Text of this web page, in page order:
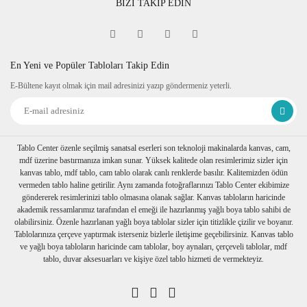
Sipariş verdiğiniz kanvas tablo baskıya girmeden önce
itibaren resmin devamı verilir.
ettiğinden daha dekoratif durur. Askı aparatı monte edilmiş bir
takılarak baloncuklu ambalaja sarılıp, kartonlanır. Nakliye
sırasında hasar görmesi engellenir.
Birden fazla tablo alımı yapılırsa her biri ayrı ayrı
paketlenerek müşterilerimize ulaştırılır.
BİZİ TAKİP EDİN
En Yeni ve Popüler Tabloları Takip Edin
E-Bültene kayıt olmak için mail adresinizi yazıp göndermeniz yeterli.
Tablo Center özenle seçilmiş sanatsal eserleri son teknoloji makinalarda kanvas, cam,
mdf üzerine bastırmanıza imkan sunar. Yüksek kalitede olan resimlerimiz sizler için
kanvas tablo, mdf tablo, cam tablo olarak canlı renklerde basılır. Kalitemizden ödün
vermeden tablo haline getirilir. Aynı zamanda fotoğraflarınızı Tablo Center ekibimize
göndererek resimlerinizi tablo olmasına olanak sağlar. Kanvas tabloların haricinde
akademik ressamlarımız tarafından el emeği ile hazırlanmış yağlı boya tablo sahibi de
olabilirsiniz. Özenle hazırlanan yağlı boya tablolar sizler için titizlikle çizilir ve boyanır.
Tablolarınıza çerçeve yaptırmak isterseniz bizlerle iletişime geçebilirsiniz. Kanvas tablo
ve yağlı boya tabloların haricinde cam tablolar, boy aynaları, çerçeveli tablolar, mdf
tablo, duvar aksesuarları ve kişiye özel tablo hizmeti de vermekteyiz.